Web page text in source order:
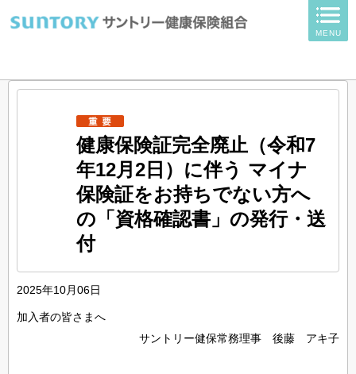
MENU
健康保険証完全廃止（令和7
年12月2日）に伴う マイナ
保険証をお持ちでない方へ
の「資格確認書」の発行・送
付
2025年10月06日
加入者の皆さまへ
サントリー健保常務理事 後藤 アキ子